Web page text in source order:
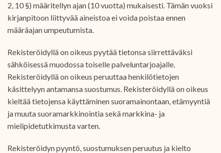
2, 10 §) määritellyn ajan (10 vuotta) mukaisesti. Tämän vuoksi
kirjanpitoon liittyvää aineistoa ei voida poistaa ennen
määräajan umpeutumista.
Rekisteröidyllä on oikeus pyytää tietonsa siirrettäväksi
sähköisessä muodossa toiselle palveluntarjoajalle.
Rekisteröidyllä on oikeus peruuttaa henkilötietojen
käsittelyyn antamansa suostumus. Rekisteröidyllä on oikeus
kieltää tietojensa käyttäminen suoramainontaan, etämyyntiä
ja muuta suoramarkkinointia sekä markkina- ja
mielipidetutkimusta varten.
Rekisteröidyn pyyntö, suostumuksen peruutus ja kielto